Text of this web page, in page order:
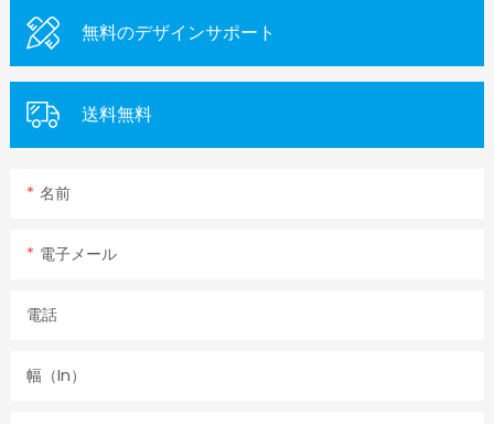
無料のデザインサポート
送料無料
名前
電子メール
電話
幅（in）